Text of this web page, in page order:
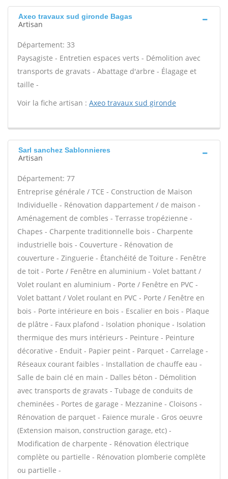
Axeo travaux sud gironde Bagas
Artisan
Département: 33
Paysagiste - Entretien espaces verts - Démolition avec
transports de gravats - Abattage d'arbre - Élagage et
taille -
Voir la fiche artisan : Axeo travaux sud gironde
Sarl sanchez Sablonnieres
Artisan
Département: 77
Entreprise générale / TCE - Construction de Maison
Individuelle - Rénovation dappartement / de maison -
Aménagement de combles - Terrasse tropézienne -
Chapes - Charpente traditionnelle bois - Charpente
industrielle bois - Couverture - Rénovation de
couverture - Zinguerie - Étanchéité de Toiture - Fenêtre
de toit - Porte / Fenêtre en aluminium - Volet battant /
Volet roulant en aluminium - Porte / Fenêtre en PVC -
Volet battant / Volet roulant en PVC - Porte / Fenêtre en
bois - Porte intérieure en bois - Escalier en bois - Plaque
de plâtre - Faux plafond - Isolation phonique - Isolation
thermique des murs intérieurs - Peinture - Peinture
décorative - Enduit - Papier peint - Parquet - Carrelage -
Réseaux courant faibles - Installation de chauffe eau -
Salle de bain clé en main - Dalles béton - Démolition
avec transports de gravats - Tubage de conduits de
cheminées - Portes de garage - Mezzanine - Cloisons -
Rénovation de parquet - Faïence murale - Gros oeuvre
(Extension maison, construction garage, etc) -
Modification de charpente - Rénovation électrique
complète ou partielle - Rénovation plomberie complète
ou partielle -